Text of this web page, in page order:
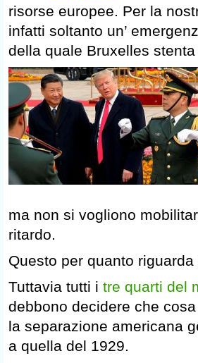
risorse europee. Per la
infatti soltanto un’
della quale Bruxelles
ma non si vogliono
ritardo.
Questo per quanto riguarda
Tuttavia tutti i tre quarti del
debbono decidere che
la separazione americana
a quella del 1929.